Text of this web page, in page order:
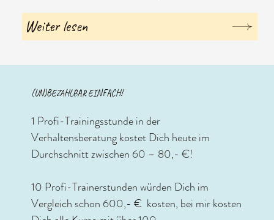
Weiter lesen
(UN)BEZAHLBAR EINFACH!
1 Profi-Trainingsstunde in der
Verhaltensberatung kostet Dich heute im
Durchschnitt zwischen 60 – 80,- €!
10 Profi-Trainerstunden würden Dich im
Vergleich schon 600,- € kosten, bei mir kosten